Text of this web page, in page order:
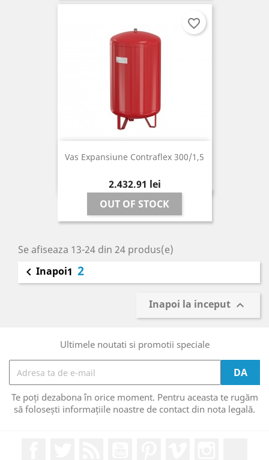
Vas Expansiune Contraflex 300/1,5
Pret
2.432,91 lei
OUT OF STOCK
favorite_border
Se afiseaza 13-24 din 24 produs(e)
 Inapoi1 2
Inapoi la inceput 
Ultimele noutati si promotii speciale
Te poți dezabona în orice moment. Pentru aceasta te rugăm
să folosești informațiile noastre de contact din nota legală.